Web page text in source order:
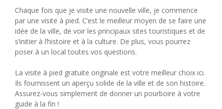
Chaque fois que je visite une nouvelle ville, je commence
par une visite à pied. C’est le meilleur moyen de se faire une
idée de la ville, de voir les principaux sites touristiques et de
s’initier à l’histoire et à la culture. De plus, vous pourrez
poser à un local toutes vos questions.
La visite à pied gratuite originale est votre meilleur choix ici.
Ils fournissent un aperçu solide de la ville et de son histoire.
Assurez-vous simplement de donner un pourboire à votre
guide à la fin !